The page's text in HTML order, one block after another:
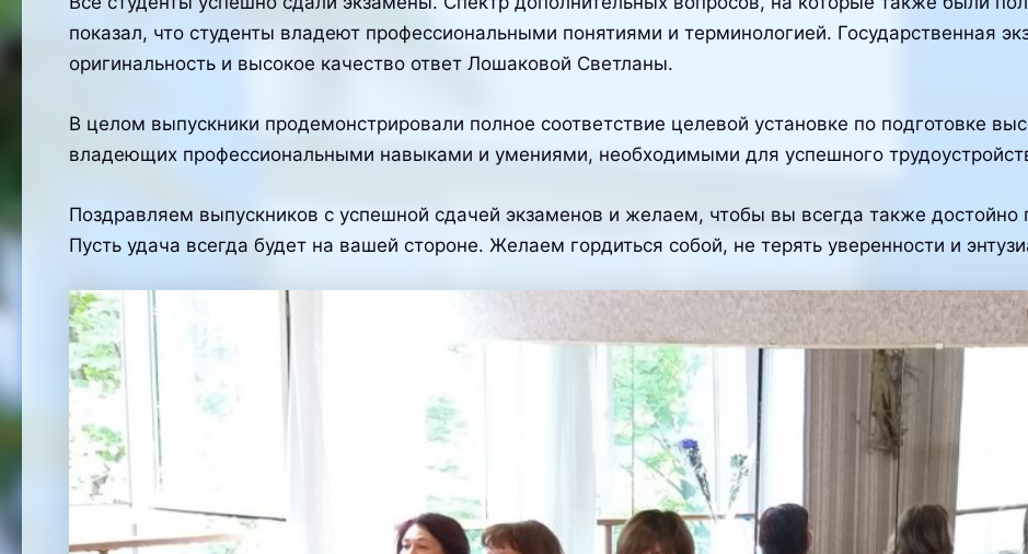
показал, что студенты владеют профессиональными понятиями и терминологией. Государственная
оригинальность и высокое качество ответ Лошаковой Светланы.
В целом выпускники продемонстрировали полное соответствие целевой установке по подготовке
владеющих профессиональными навыками и умениями, необходимыми для успешного
Поздравляем выпускников с успешной сдачей экзаменов и желаем, чтобы вы всегда также
Пусть удача всегда будет на вашей стороне. Желаем гордиться собой, не терять уверенности и